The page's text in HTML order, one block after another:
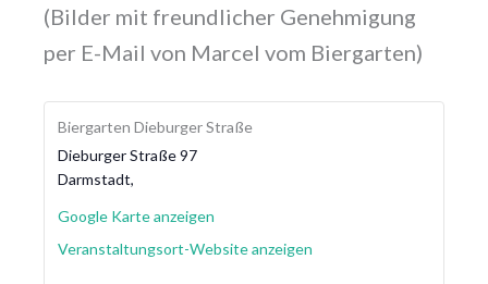
(Bilder mit freundlicher Genehmigung
per E-Mail von Marcel vom Biergarten)
Biergarten Dieburger Straße
Dieburger Straße 97
Darmstadt,
Google Karte anzeigen
Veranstaltungsort-Website anzeigen